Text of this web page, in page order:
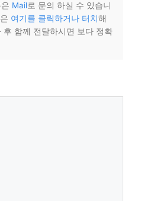
Mail로 문의 하실 수 있습니
여기를 클릭하거나 터치해
후 함께 전달하시면 보다 정확